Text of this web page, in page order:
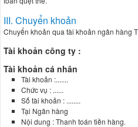
III. Chuyển khoản
Chuyển khoản qua tài khoản ngân hàng
Tài khoản công ty :
Tài khoản cá nhân
Tài khoản :.......
Chức vụ : ......
Số tài khoản : ........
Tại Ngân hàng
Nội dung : Thanh toán tiền hàng.